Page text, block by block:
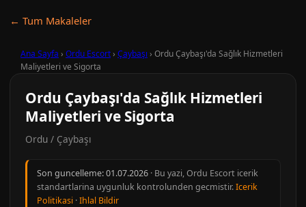
← Tum Makaleler
Ana Sayfa › Ordu Escort› Çaybaşı › Ordu Çaybaşı'da Sağlık Hizmetleri
Maliyetleri ve Sigorta
Ordu Çaybaşı'da Sağlık Hizmetleri
Maliyetleri ve Sigorta
Ordu / Çaybaşı
Son guncelleme:01.07.2026 · Bu yazi, Ordu Escort icerik
standartlarina uygunluk kontrolunden gecmistir.Icerik
Politikasi ·Ihlal Bildir